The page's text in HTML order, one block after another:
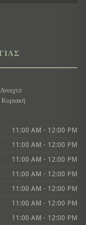
11:00 AM - 12:00 PM
11:00 AM - 12:00 PM
11:00 AM - 12:00 PM
11:00 AM - 12:00 PM
11:00 AM - 12:00 PM
11:00 AM - 12:00 PM
11:00 AM - 12:00 PM